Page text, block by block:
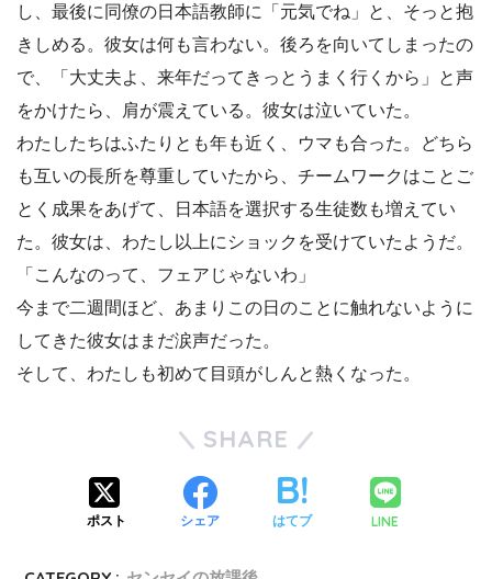
し、最後に同僚の日本語教師に「元気でね」と、そっと抱
きしめる。彼女は何も言わない。後ろを向いてしまったの
で、「大丈夫よ、来年だってきっとうまく行くから」と声
をかけたら、肩が震えている。彼女は泣いていた。
わたしたちはふたりとも年も近く、ウマも合った。どちら
も互いの長所を尊重していたから、チームワークはことご
とく成果をあげて、日本語を選択する生徒数も増えてい
た。彼女は、わたし以上にショックを受けていたようだ。
「こんなのって、フェアじゃないわ」
今まで二週間ほど、あまりこの日のことに触れないように
してきた彼女はまだ涙声だった。
そして、わたしも初めて目頭がしんと熱くなった。
SHARE
ポスト シェア はてブ LINE